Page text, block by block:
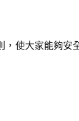
使大家能夠安